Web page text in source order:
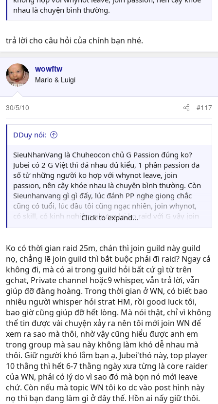
nhau là chuyện bình thường.
trả lời cho câu hỏi của chính bạn nhé.
wowftw
Mario & Luigi
30/5/10 #117
DDuy nói:
SieuNhanVang là Chuheocon chủ G Passion đúng ko?
Jubei có 2 G Việt thì đá nhau đủ kiểu, 1 phần passion đa
số từ những người ko hợp với whynot leave, join
passion, nên cậy khóe nhau là chuyện bình thường. Còn
Sieunhanvang gì gì đấy, lúc đánh PP nghe giọng chắc
cũng có tuổi, lúc đầu tôi cũng ngạc nhiên, join whynot,
có skill, có kinh nghiệm nhưng lại ko raid với G vậy join
G nhằm mục đích gì? Topic của whynot, vào post ache
cũng biết char đấy chả bao giờ raid cùng whynot, ý gì
đây? Nếu từ ban đầu join whynot với ý định 1 ngày nào
đó làm những động tác đấy thì chịu, như roof nói vào
game target ignore, hết.
Click to expand...
Ko có thời gian raid 25m, chán thì join guild này guild
nọ, chẳng lẽ join guild thì bắt buộc phải đi raid? Ngay cả
không đi, mà có ai trong guild hỏi bất cứ gì từ trên
gchat, Private channel hoặc9 whisper, vẫn trả lời, vẫn
giúp đỡ đàng hoàng. Trong thời gian ở WN, có biết bao
nhiêu người whisper hỏi strat HM, rồi good luck tôi,
bao giờ cũng giúp đỡ hết lòng. Mà nói thật, chỉ vì không
thể tin được vài chuyện xảy ra nên tôi mới join WN để
xem ra sao mà thôi, nhờ vậy cũng hiểu được anh em
trong group mà sau này không làm khó dễ nhau mà
thôi. Giữ người khó lắm bạn ạ, Jubei'thó này, top player
10 thằng thì hết 6-7 thằng ngày xưa từng là core raider
của WN, phải có lý do vì sao đó mà bọn nó mới leave
chứ. Còn nếu mà topic WN tôi ko dc vào post hình này
nọ thì bạn đang làm gì ở đây thế. Hồn ai nấy giữ thôi.